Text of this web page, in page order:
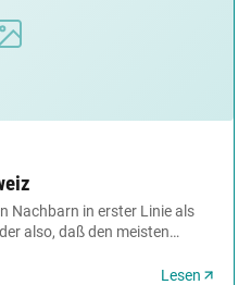
Nachbarn in erster Linie als
also, daß den meisten
Lesen